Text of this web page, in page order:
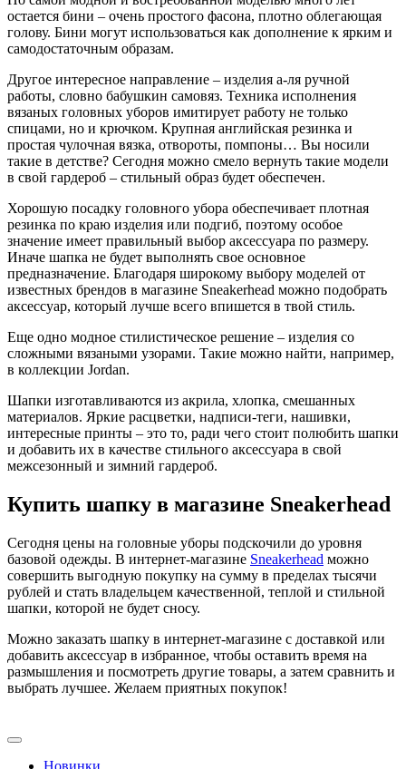
остается бини – очень простого фасона, плотно облегающая
голову. Бини могут использоваться как дополнение к ярким и
самодостаточным образам.
Другое интересное направление – изделия а-ля ручной
работы, словно бабушкин самовяз. Техника исполнения
вязаных головных уборов имитирует работу не только
спицами, но и крючком. Крупная английская резинка и
простая чулочная вязка, отвороты, помпоны… Вы носили
такие в детстве? Сегодня можно смело вернуть такие модели
в свой гардероб – стильный образ будет обеспечен.
Хорошую посадку головного убора обеспечивает плотная
резинка по краю изделия или подгиб, поэтому особое
значение имеет правильный выбор аксессуара по размеру.
Иначе шапка не будет выполнять свое основное
предназначение. Благодаря широкому выбору моделей от
известных брендов в магазине Sneakerhead можно подобрать
аксессуар, который лучше всего впишется в твой стиль.
Еще одно модное стилистическое решение – изделия со
сложными вязаными узорами. Такие можно найти, например,
в коллекции Jordan.
Шапки изготавливаются из акрила, хлопка, смешанных
материалов. Яркие расцветки, надписи-теги, нашивки,
интересные принты – это то, ради чего стоит полюбить шапки
и добавить их в качестве стильного аксессуара в свой
межсезонный и зимний гардероб.
Купить шапку в магазине Sneakerhead
Сегодня цены на головные уборы подскочили до уровня
базовой одежды. В интернет-магазине Sneakerhead можно
совершить выгодную покупку на сумму в пределах тысячи
рублей и стать владельцем качественной, теплой и стильной
шапки, которой не будет сносу.
Можно заказать шапку в интернет-магазине с доставкой или
добавить аксессуар в избранное, чтобы оставить время на
размышления и посмотреть другие товары, а затем сравнить и
выбрать лучшее. Желаем приятных покупок!